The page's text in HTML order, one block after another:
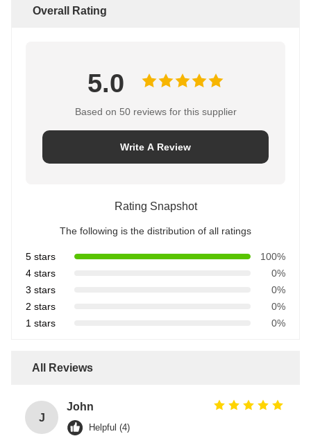
Overall Rating
5.0
Based on 50 reviews for this supplier
Write A Review
Rating Snapshot
The following is the distribution of all ratings
5 stars
100%
4 stars
0%
3 stars
0%
2 stars
0%
1 stars
0%
All Reviews
J
John
Helpful (4)